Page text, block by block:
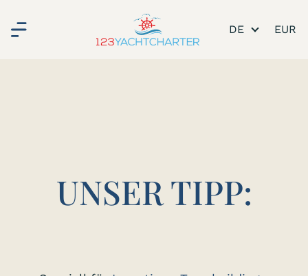
DE
UNSER TIPP: